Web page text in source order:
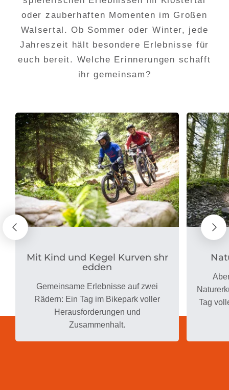
oder zauberhaften Momenten im Großen
Walsertal. Ob Sommer oder Winter, jede
Jahreszeit hält besondere Erlebnisse für
euch bereit. Welche Erinnerungen schafft
ihr gemeinsam?
Mit Kind und Kegel Kurven shr
edden
Gemeinsame Erlebnisse auf zwei
Rädern: Ein Tag im Bikepark voller
Herausforderungen und
Zusammenhalt.
Tag